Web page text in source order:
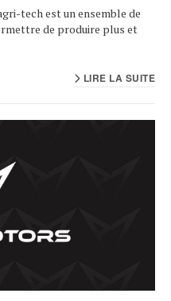
tech est un ensemble de
de produire plus et
LIRE LA SUITE